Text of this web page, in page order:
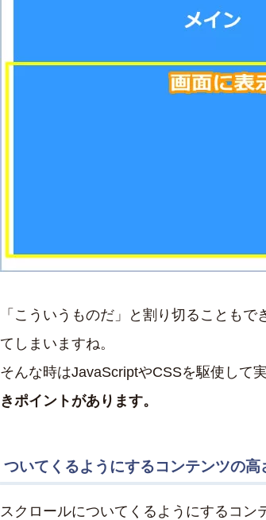
「こういうものだ」と割り切ることも
てしまいますね。
そんな時はJavaScriptやCSSを駆使して
きポイントがあります。
ついてくるようにするコンテンツの高
スクロールについてくるようにするコン